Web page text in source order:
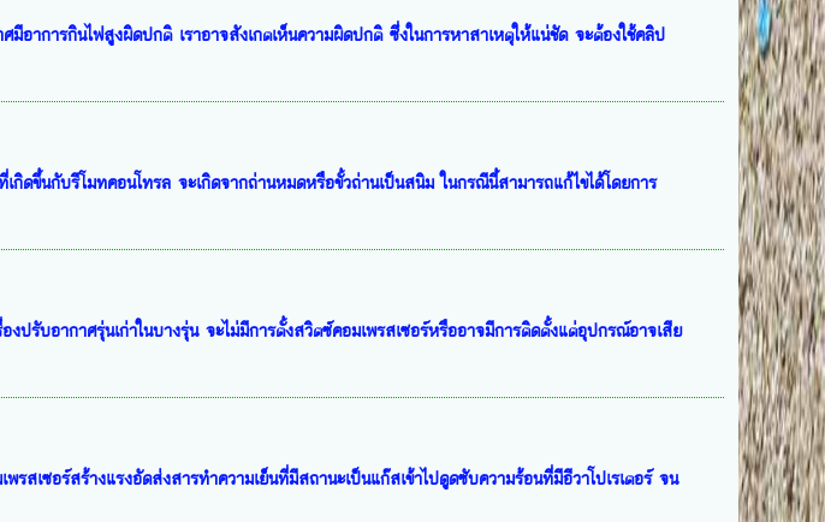
อาการกินไฟสูงผิดปกติ เราอาจสังเกตเห็นความผิดปกติ ซึ่งในการหาสาเหตุให้แน่ชัด จะต้องใช้คลิป
ดขึ้นกับรีโมทคอนโทรล จะเกิดจากถ่านหมดหรือขั้วถ่านเป็นสนิม ในกรณีนี้สามารถแก้ไขได้โดยการ
งปรับอากาศรุ่นเก่าในบางรุ่น จะไม่มีการตั้งสวิตซ์คอมเพรสเซอร์หรืออาจมีการติดตั้งแต่อุปกรณ์อาจเสีย
รสเซอร์สร้างแรงอัดส่งสารทำความเย็นที่มีสถานะเป็นแก๊สเข้าไปดูดซับความร้อนที่มีอีวาโปเรเตอร์ จน